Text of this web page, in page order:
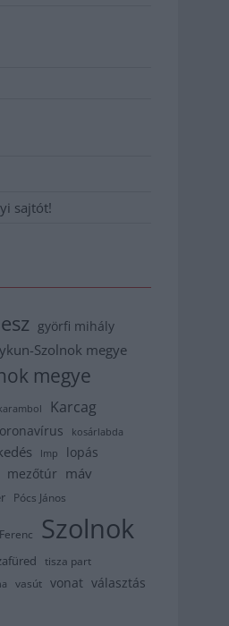
sajtót!
györfi mihály
Szolnok megye
megye
Karcag
kosárlabda
lmp lopás
mezőtúr máv
Pócs János
Szolnok
tisza part
vasút vonat választás